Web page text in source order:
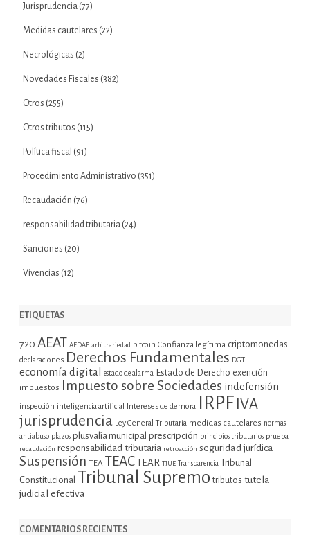
Jurisprudencia (77)
Medidas cautelares (22)
Necrológicas (2)
Novedades Fiscales (382)
Otros (255)
Otros tributos (115)
Política fiscal (91)
Procedimiento Administrativo (351)
Recaudación (76)
responsabilidad tributaria (24)
Sanciones (20)
Vivencias (12)
ETIQUETAS
720 AEAT AEDAF arbitrariedad bitcoin Confianza legítima criptomonedas
declaraciones Derechos Fundamentales DGT
economía digital estado de alarma Estado de Derecho exención
impuestos Impuesto sobre Sociedades indefensión
inspección inteligencia artificial Intereses de demora IRPF IVA
jurisprudencia Ley General Tributaria medidas cautelares normas
antiabuso plazos plusvalía municipal prescripción principios tributarios prueba
recaudación responsabilidad tributaria retroacción seguridad jurídica
Suspensión TEA TEAC TEAR TJUE Transparencia Tribunal
Constitucional Tribunal Supremo tributos tutela
judicial efectiva
COMENTARIOS RECIENTES